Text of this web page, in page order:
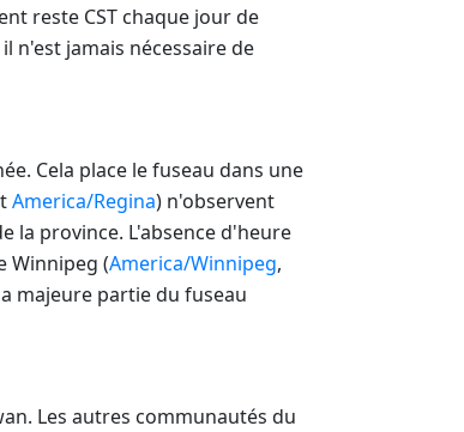
reste CST chaque jour de
n'est jamais nécessaire de
Cela place le fuseau dans une
America/Regina) n'observent
la province. L'absence d'heure
Winnipeg (America/Winnipeg,
majeure partie du fuseau
Les autres communautés du